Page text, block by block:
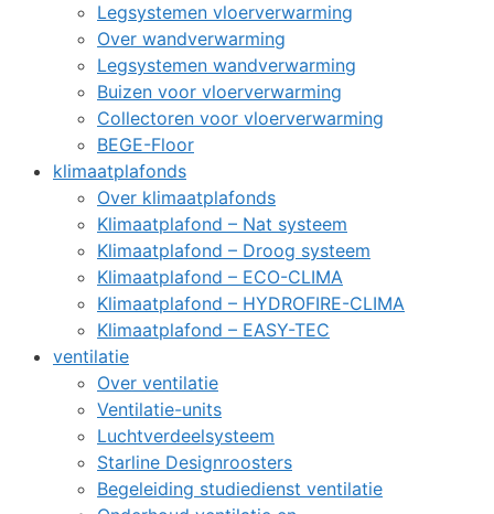
Legsystemen vloerverwarming
Over wandverwarming
Legsystemen wandverwarming
Buizen voor vloerverwarming
Collectoren voor vloerverwarming
BEGE-Floor
klimaatplafonds
Over klimaatplafonds
Klimaatplafond – Nat systeem
Klimaatplafond – Droog systeem
Klimaatplafond – ECO-CLIMA
Klimaatplafond – HYDROFIRE-CLIMA
Klimaatplafond – EASY-TEC
ventilatie
Over ventilatie
Ventilatie-units
Luchtverdeelsysteem
Starline Designroosters
Begeleiding studiedienst ventilatie